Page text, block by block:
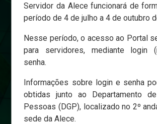
Senha
Esqueci minha senha
Servidor da Alece funcionará de
período de 4 de julho a 4 de outubro
Nesse período, o acesso ao Portal
para servidores, mediante login
senha.
Informações sobre login e senha
obtidas junto ao Departamento
Pessoas (DGP), localizado no 2º
sede da Alece.